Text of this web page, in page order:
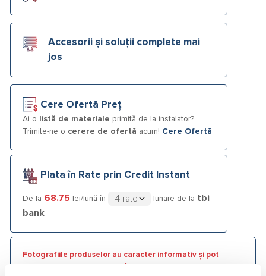
Accesorii și soluții complete mai
jos
Cere Ofertă Preț
Ai o listă de materiale primită de la instalator?
Trimite-ne o cerere de ofertă acum! Cere Ofertă
Plata în Rate prin Credit Instant
De la 68.75 lei/lună în lunare de la tbi
bank
Fotografiile produselor au caracter informativ și pot